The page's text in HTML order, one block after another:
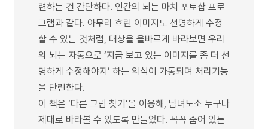
련하는 건 간단하다. 인간의 뇌는 마치 포토샵 프로
그램과 같다. 아무리 흐린 이미지도 선명하게 수정
할 수 있는 것처럼, 대상을 올바르게 바라보면 우리
의 뇌는 자동으로 ‘지금 보고 있는 이미지를 좀 더 선
명하게 수정해야지’ 하는 의식이 가동되며 처리기능
을 단련한다.
이 책은 ‘다른 그림 찾기’을 이용해, 남녀노소 누구나
제대로 바라볼 수 있도록 만들었다. 꼭꼭 숨어 있는